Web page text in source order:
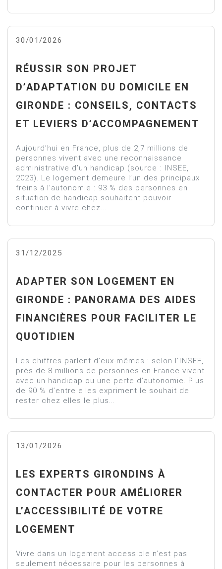
30/01/2026
RÉUSSIR SON PROJET
D’ADAPTATION DU DOMICILE EN
GIRONDE : CONSEILS, CONTACTS
ET LEVIERS D’ACCOMPAGNEMENT
Aujourd’hui en France, plus de 2,7 millions de
personnes vivent avec une reconnaissance
administrative d’un handicap (source : INSEE,
2023). Le logement demeure l’un des principaux
freins à l’autonomie : 93 % des personnes en
situation de handicap souhaitent pouvoir
continuer à vivre chez...
31/12/2025
ADAPTER SON LOGEMENT EN
GIRONDE : PANORAMA DES AIDES
FINANCIÈRES POUR FACILITER LE
QUOTIDIEN
Les chiffres parlent d’eux-mêmes : selon l’INSEE,
près de 8 millions de personnes en France vivent
avec un handicap ou une perte d’autonomie. Plus
de 90 % d’entre elles expriment le souhait de
rester chez elles le plus...
13/01/2026
LES EXPERTS GIRONDINS À
CONTACTER POUR AMÉLIORER
L’ACCESSIBILITÉ DE VOTRE
LOGEMENT
Vivre dans un logement accessible n’est pas
seulement nécessaire pour les personnes à